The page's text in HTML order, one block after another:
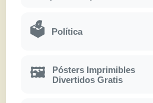
🗳 Política
🖼
Pósters Imprimibles
Divertidos Gratis